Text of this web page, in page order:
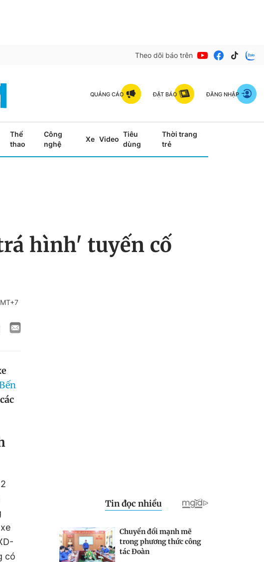
Theo dõi báo trên
QUẢNG CÁO ĐẶT BÁO ĐĂNG NHẬP
Thể
thao
Công
nghệ
Xe Video
Tiêu
dùng
Thời trang
trẻ
hình' tuyến cố
có